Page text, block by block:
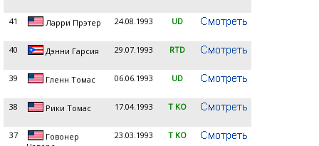
41 Ларри Прэтер 24.08.1993 UD
40 Дэнни Гарсия 29.07.1993 RTD
39 Гленн Томас 06.06.1993 UD
38 Рики Томас 17.04.1993 T KO
37
Говонер
23.03.1993 T KO